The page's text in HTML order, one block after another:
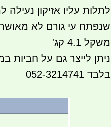
לתלות עליו אזיקון נעילה
שנפתח עי גורם לא
משקל 4.1 קג'
ניתן לייצר גם על חביות
בלבד 052-3214741